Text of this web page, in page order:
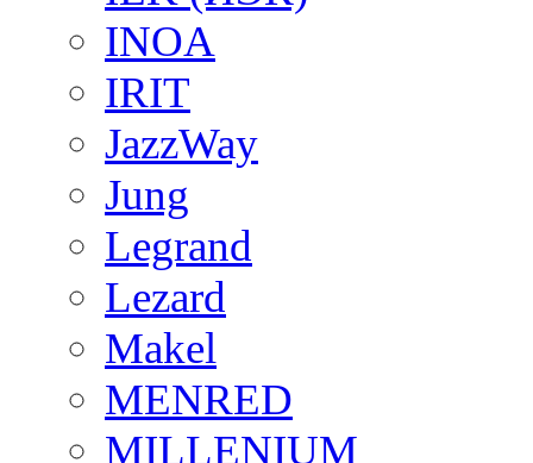
INOA
IRIT
JazzWay
Jung
Legrand
Lezard
Makel
MENRED
MILLENIUM